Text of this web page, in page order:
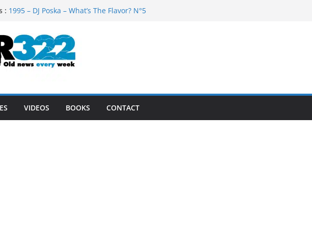
: 1995 – DJ Poska – What’s The Flavor? N°5
1995 – Dj Poska – What’s the flavor N°11
1995 – DJ Poska – What’s The Flavor? Vol. 6
VIDEOS BOOKS CONTACT